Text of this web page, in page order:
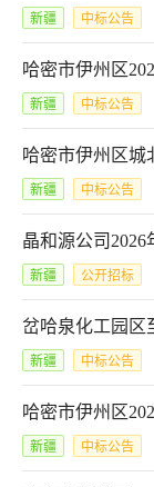
新疆 中标公告
新疆 中标公告
新疆 中标公告
新疆 公开招标
新疆 中标公告
新疆 中标公告